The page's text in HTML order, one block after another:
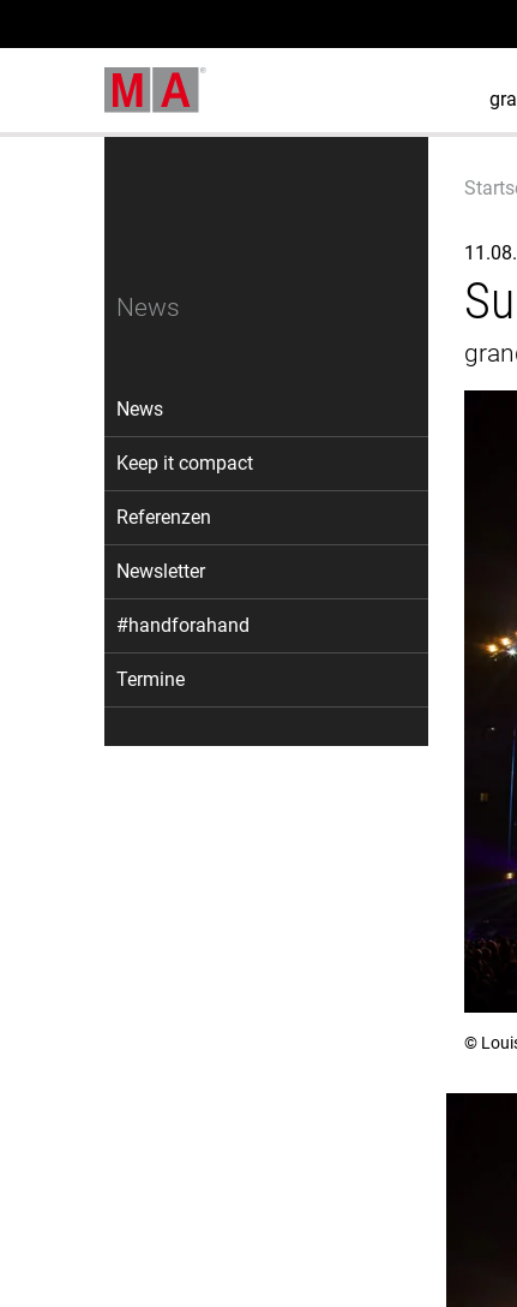
News
News
Keep it compact
Referenzen
Newsletter
#handforahand
Termine
©